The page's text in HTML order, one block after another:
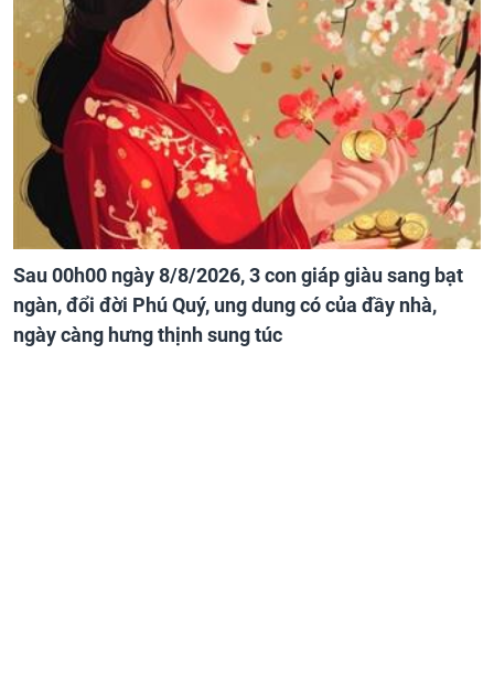
Sau 00h00 ngày 8/8/2026, 3 con giáp giàu sang bạt
ngàn, đổi đời Phú Quý, ung dung có của đầy nhà,
ngày càng hưng thịnh sung túc